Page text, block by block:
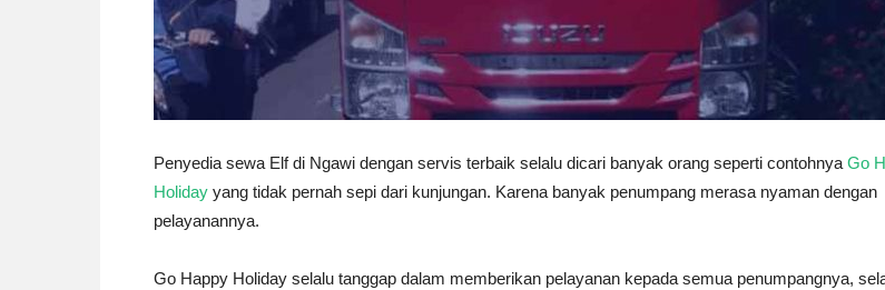
Penyedia sewa Elf di Ngawi dengan servis terbaik selalu dicari banyak orang seperti contohnya Go
Holiday yang tidak pernah sepi dari kunjungan. Karena banyak penumpang merasa nyaman dengan
pelayanannya.
Go Happy Holiday selalu tanggap dalam memberikan pelayanan kepada semua penumpangnya,